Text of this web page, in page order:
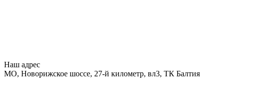
Наш адрес
МО, Новорижское шоссе, 27-й километр, вл3, ТК Балтия